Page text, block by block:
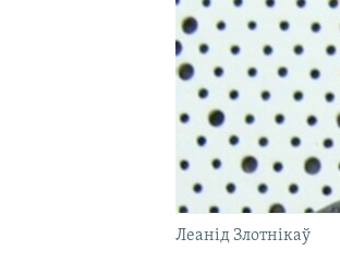
Леанід Злотнікаў